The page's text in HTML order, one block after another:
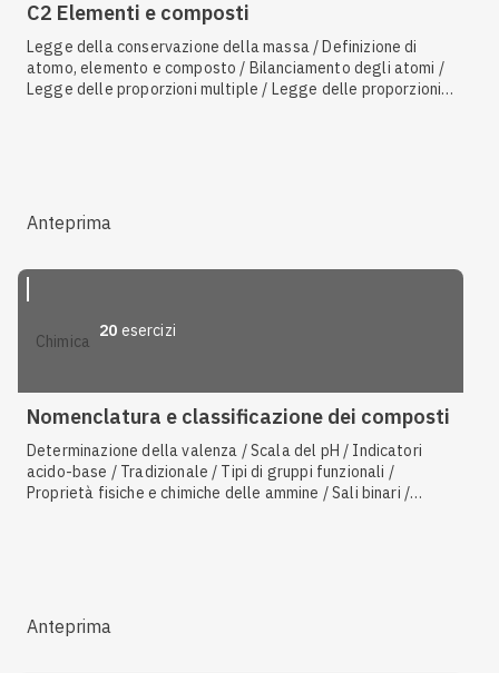
C2 Elementi e composti
Legge della conservazione della massa / Definizione di
atomo, elemento e composto / Bilanciamento degli atomi /
Legge delle proporzioni multiple / Legge delle proporzioni
Anteprima
chimica
20 esercizi
Nomenclatura e classificazione dei composti
Determinazione della valenza / Scala del pH / Indicatori
acido-base / Tradizionale / Tipi di gruppi funzionali /
Proprietà fisiche e chimiche delle ammine / Sali binari /
Anteprima